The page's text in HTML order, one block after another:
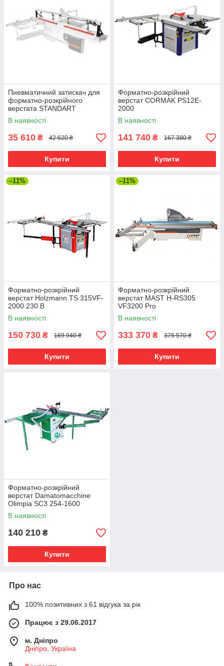
Пневматичний затискач для
форматно-розкрійного
верстата STANDART
В наявності
35 610 ₴ 42 620 ₴
Купити
Форматно-розкрійний
верстат CORMAK PS12E-
2000
В наявності
141 740 ₴ 167 380 ₴
Купити
–11%
Форматно-розкрійний
верстат Holzmann TS 315VF-
2000 230 В
В наявності
150 730 ₴ 169 940 ₴
Купити
–11%
Форматно-розкрійний
верстат MAST H-RS305
VF3200 Pro
В наявності
333 370 ₴ 375 570 ₴
Купити
Форматно-розкрійний
верстат Damatomacchine
Olimpia SC3 254-1600
В наявності
140 210 ₴
Купити
Про нас
100% позитивних з 61 відгука за рік
Працює з 29.06.2017
м. Дніпро
Дніпро, Україна